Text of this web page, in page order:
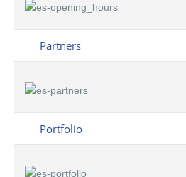
Partners
Portfolio